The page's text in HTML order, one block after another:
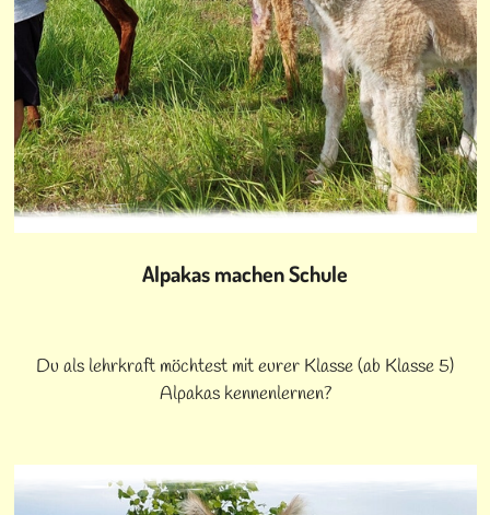
Alpakas machen Schule
Du als lehrkraft möchtest mit eurer Klasse (ab Klasse 5)
Alpakas kennenlernen?